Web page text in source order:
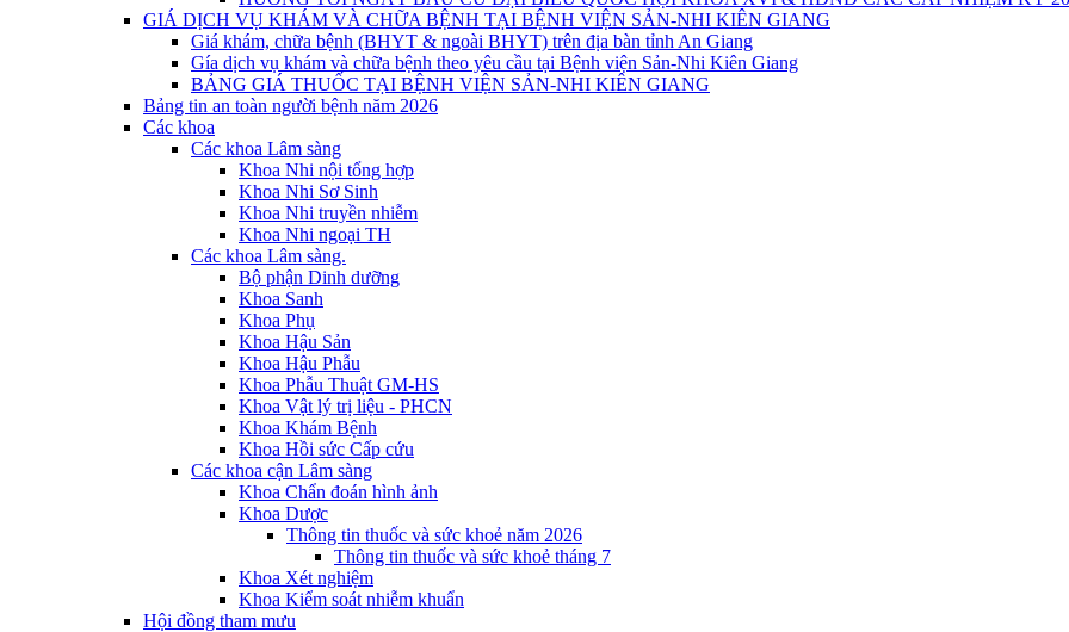
GIÁ DỊCH VỤ KHÁM VÀ CHỮA BỆNH TẠI BỆNH VIỆN SẢN-NHI KIÊN GIANG
Giá khám, chữa bệnh (BHYT & ngoài BHYT) trên địa bàn tỉnh An Giang
Gía dịch vụ khám và chữa bệnh theo yêu cầu tại Bệnh viện Sản-Nhi Kiên Giang
BẢNG GIÁ THUỐC TẠI BỆNH VIỆN SẢN-NHI KIÊN GIANG
Bảng tin an toàn người bệnh năm 2026
Các khoa
Các khoa Lâm sàng
Khoa Nhi nội tổng hợp
Khoa Nhi Sơ Sinh
Khoa Nhi truyền nhiễm
Khoa Nhi ngoại TH
Các khoa Lâm sàng.
Bộ phận Dinh dưỡng
Khoa Sanh
Khoa Phụ
Khoa Hậu Sản
Khoa Hậu Phẫu
Khoa Phẫu Thuật GM-HS
Khoa Vật lý trị liệu - PHCN
Khoa Khám Bệnh
Khoa Hồi sức Cấp cứu
Các khoa cận Lâm sàng
Khoa Chẩn đoán hình ảnh
Khoa Dược
Thông tin thuốc và sức khoẻ năm 2026
Thông tin thuốc và sức khoẻ tháng 7
Khoa Xét nghiệm
Khoa Kiểm soát nhiễm khuẩn
Hội đồng tham mưu